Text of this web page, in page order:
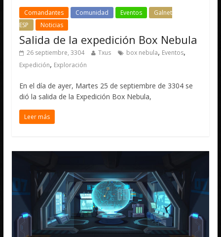
Comandantes Comunidad Eventos
Galnet
ESP
Noticias
Salida de la expedición Box Nebula
26 septiembre, 3304 Txus box nebula, Eventos,
Expedición, Exploración
En el día de ayer, Martes 25 de septiembre de 3304 se
dió la salida de la Expedición Box Nebula,
Leer más